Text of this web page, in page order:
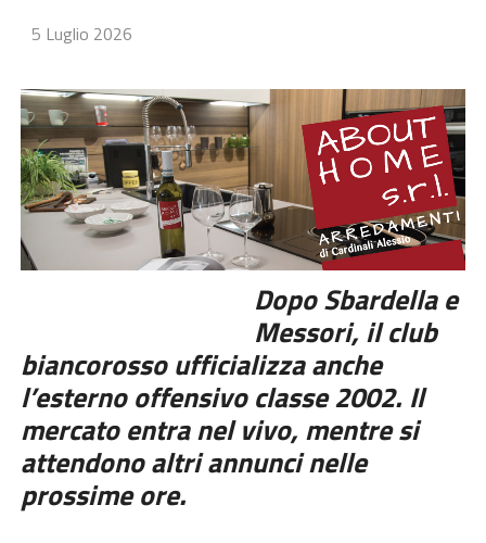
5 Luglio 2026
Dopo Sbardella e
Messori, il club
biancorosso ufficializza anche
l’esterno offensivo classe 2002. Il
mercato entra nel vivo, mentre si
attendono altri annunci nelle
prossime ore.